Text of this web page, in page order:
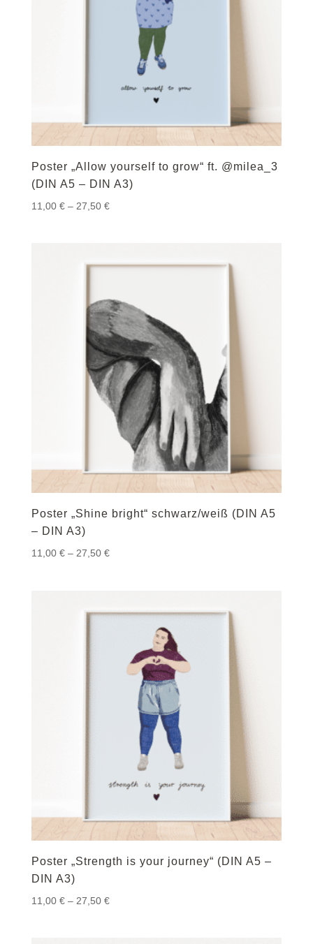
Poster „Allow yourself to grow“ ft. @milea_3
(DIN A5 – DIN A3)
11,00 € – 27,50 €Preisspanne:
Poster „Shine bright“ schwarz/weiß (DIN A5
– DIN A3)
11,00 € – 27,50 €Preisspanne:
Poster „Strength is your journey“ (DIN A5 –
DIN A3)
11,00 € – 27,50 €Preisspanne: